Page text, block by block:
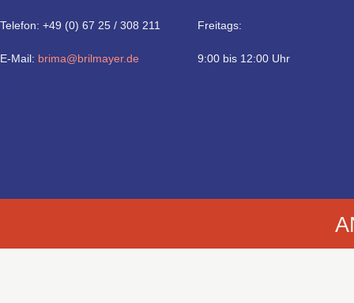
Telefon: +49 (0) 67 25 / 308 211
E-Mail: brima@brilmayer.de
Freitags:
9:00 bis 12:00 Uhr